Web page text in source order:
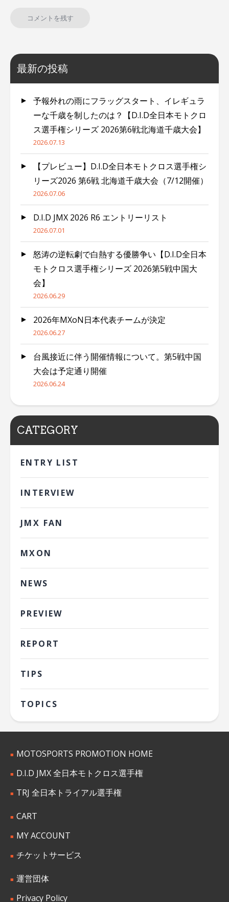
最新の投稿
予報外れの雨にフラッグスタート、イレギュラ
ーな千歳を制したのは？【D.I.D全日本モトクロ
ス選手権シリーズ 2026第6戦北海道千歳大会】
2026.07.13
【プレビュー】D.I.D全日本モトクロス選手権シ
リーズ2026 第6戦 北海道千歳大会（7/12開催）
2026.07.06
D.I.D JMX 2026 R6 エントリーリスト
2026.07.01
怒涛の逆転劇で白熱する優勝争い【D.I.D全日本
モトクロス選手権シリーズ 2026第5戦中国大
会】
2026.06.29
2026年MXoN日本代表チームが決定
2026.06.27
台風接近に伴う開催情報について。第5戦中国
大会は予定通り開催
2026.06.24
CATEGORY
ENTRY LIST
INTERVIEW
JMX FAN
MXON
NEWS
PREVIEW
REPORT
TIPS
TOPICS
MOTOSPORTS PROMOTION HOME
D.I.D JMX 全日本モトクロス選手権
TRJ 全日本トライアル選手権
CART
MY ACCOUNT
チケットサービス
運営団体
Privacy Policy